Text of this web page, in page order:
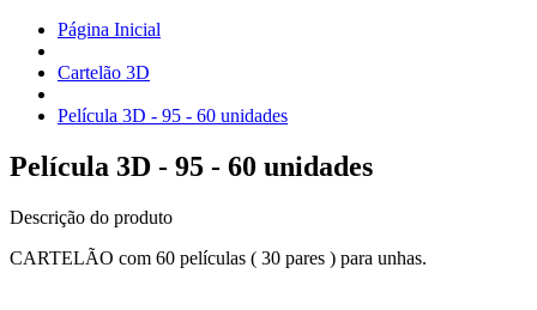
Página Inicial
Cartelão 3D
Película 3D - 95 - 60 unidades
Película 3D - 95 - 60 unidades
Descrição do produto
CARTELÃO com 60 películas ( 30 pares ) para unhas.